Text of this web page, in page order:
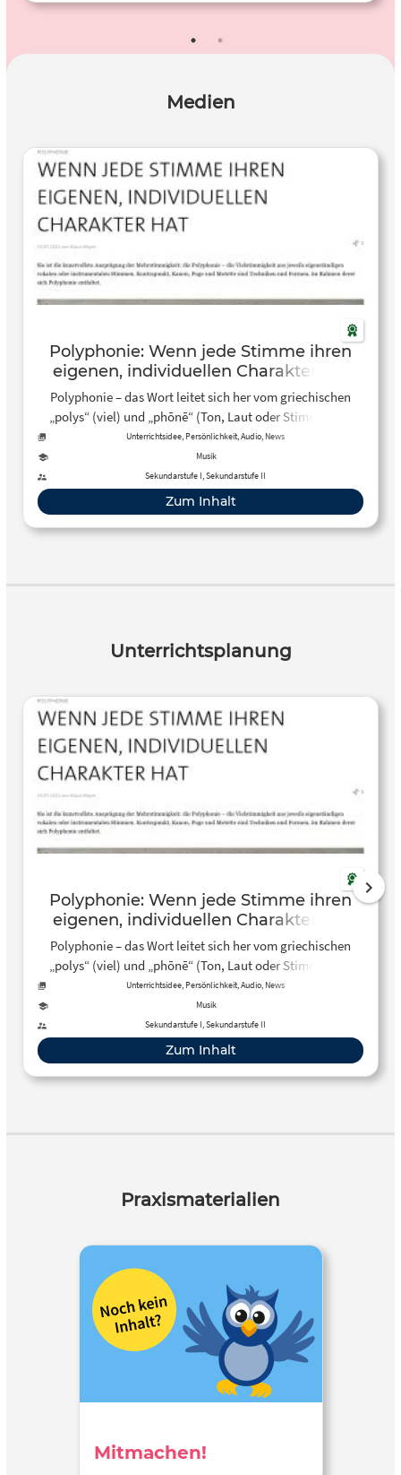
Medien
Polyphonie: Wenn jede Stimme ihren
eigenen, individuellen Charakter hat
Polyphonie – das Wort leitet sich her vom griechischen
„polys“ (viel) und „phōnē“ (Ton, Laut oder Stimme). Als
musikalischer Fachbegriff erscheint es erstmals um 1300.
Unterrichtsidee, Persönlichkeit, Audio, News
Musik
Sekundarstufe I, Sekundarstufe II
Zum Inhalt
Unterrichtsplanung
Polyphonie: Wenn jede Stimme ihren
eigenen, individuellen Charakter hat
Polyphonie – das Wort leitet sich her vom griechischen
„polys“ (viel) und „phōnē“ (Ton, Laut oder Stimme). Als
musikalischer Fachbegriff erscheint es erstmals um 1300.
Unterrichtsidee, Persönlichkeit, Audio, News
Musik
Sekundarstufe I, Sekundarstufe II
Zum Inhalt
Praxismaterialien
Mitmachen!